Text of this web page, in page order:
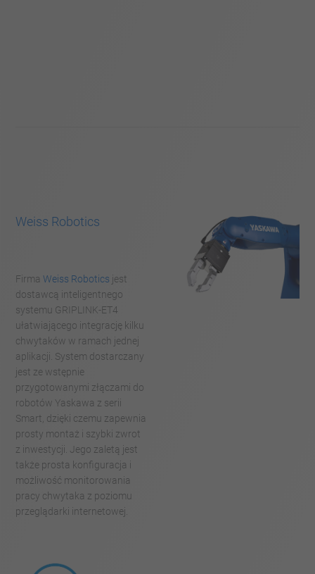
Weiss Robotics
Firma Weiss Robotics jest
dostawcą inteligentnego
systemu GRIPLINK-ET4
ułatwiającego integrację kilku
chwytaków w ramach jednej
aplikacji. System dostarczany
jest ze wstępnie
przygotowanymi złączami do
robotów Yaskawa z serii
Smart, dzięki czemu zapewnia
prosty montaż i szybki zwrot
z inwestycji. Jego zaletą jest
także prosta konfiguracja i
możliwość monitorowania
pracy chwytaka z poziomu
przeglądarki internetowej.